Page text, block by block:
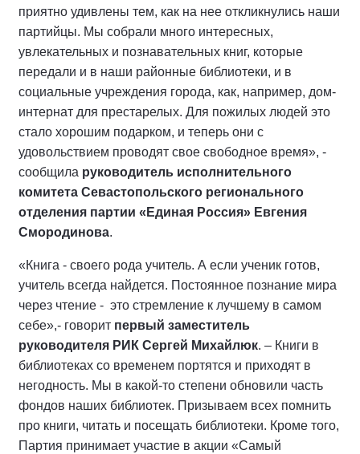
приятно удивлены тем, как на нее откликнулись наши
партийцы. Мы собрали много интересных,
увлекательных и познавательных книг, которые
передали и в наши районные библиотеки, и в
социальные учреждения города, как, например, дом-
интернат для престарелых. Для пожилых людей это
стало хорошим подарком, и теперь они с
удовольствием проводят свое свободное время», -
сообщила руководитель исполнительного
комитета Севастопольского регионального
отделения партии «Единая Россия» Евгения
Смородинова.
«Книга - своего рода учитель. А если ученик готов,
учитель всегда найдется. Постоянное познание мира
через чтение - это стремление к лучшему в самом
себе»,- говорит первый заместитель
руководителя РИК Сергей Михайлюк. – Книги в
библиотеках со временем портятся и приходят в
негодность. Мы в какой-то степени обновили часть
фондов наших библиотек. Призываем всех помнить
про книги, читать и посещать библиотеки. Кроме того,
Партия принимает участие в акции «Самый